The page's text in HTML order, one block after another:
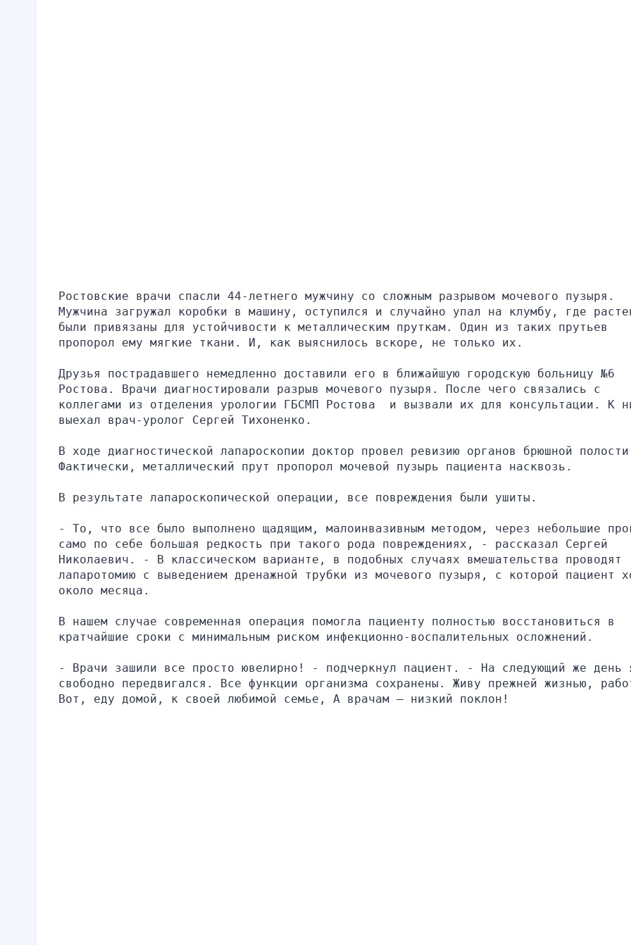
Ростовские врачи спасли 44-летнего мужчину со сложным разрывом мочевого пузыря.
Мужчина загружал коробки в машину, оступился и случайно упал на клумбу, где
были привязаны для устойчивости к металлическим пруткам. Один из таких прутьев
пропорол ему мягкие ткани. И, как выяснилось вскоре, не только их.
Друзья пострадавшего немедленно доставили его в ближайшую городскую больницу №6
Ростова. Врачи диагностировали разрыв мочевого пузыря. После чего связались с
коллегами из отделения урологии ГБСМП Ростова  и вызвали их для консультации. К
выехал врач-уролог Сергей Тихоненко.
В ходе диагностической лапароскопии доктор провел ревизию органов брюшной
Фактически, металлический прут пропорол мочевой пузырь пациента насквозь.
В результате лапароскопической операции, все повреждения были ушиты.
- То, что все было выполнено щадящим, малоинвазивным методом, через небольшие
само по себе большая редкость при такого рода повреждениях, - рассказал Сергей
Николаевич. - В классическом варианте, в подобных случаях вмешательства проводят
лапаротомию с выведением дренажной трубки из мочевого пузыря, с которой пациент
около месяца.
В нашем случае современная операция помогла пациенту полностью восстановиться в
кратчайшие сроки с минимальным риском инфекционно-воспалительных осложнений.
- Врачи зашили все просто ювелирно! - подчеркнул пациент. - На следующий же день
свободно передвигался. Все функции организма сохранены. Живу прежней жизнью,
Вот, еду домой, к своей любимой семье, А врачам – низкий поклон!